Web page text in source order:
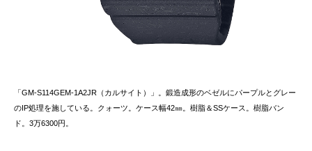
「GM-S114GEM-1A2JR（カルサイト）」。鍛造成形のベゼルにパープルとグレー
のIP処理を施している。クォーツ。ケース幅42㎜。樹脂＆SSケース。樹脂バン
ド。3万6300円。